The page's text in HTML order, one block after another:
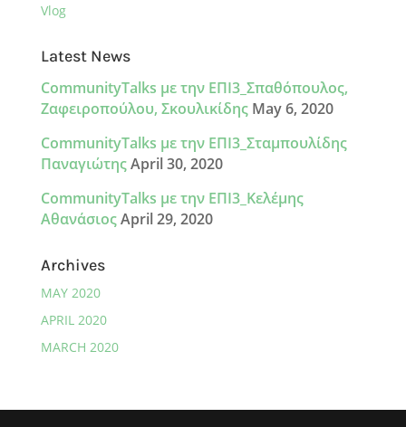
Vlog
Latest News
CommunityTalks με την ΕΠΙ3_Σπαθόπουλος,
Ζαφειροπούλου, Σκουλικίδης May 6, 2020
CommunityTalks με την ΕΠΙ3_Σταμπουλίδης
ΠαναγιώτηςApril 30, 2020
CommunityTalks με την ΕΠΙ3_Κελέμης
ΑθανάσιοςApril 29, 2020
Archives
MAY 2020
APRIL 2020
MARCH 2020